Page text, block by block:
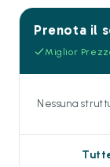
Prenota il
Miglior
Nessuna